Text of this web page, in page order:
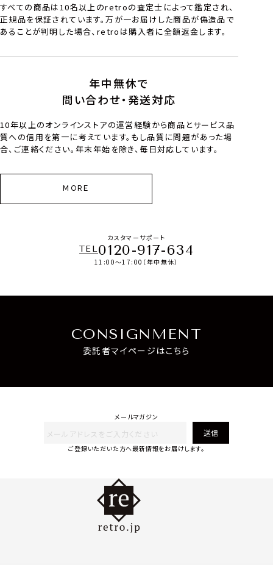
すべての商品は10名以上のretroの査定士によって鑑定され、
正規品を保証されています。万が一お届けした商品が偽造品で
あることが判明した場合、retroは購入者に全額返金します。
年中無休で
問い合わせ・発送対応
10年以上のオンラインストアの運営経験から商品とサービス品
質への信用を第一に考えています。もし品質に問題があった場
合、ご連絡ください。年末年始を除き、毎日対応しています。
MORE
カスタマーサポート
TEL0120-917-634
11:00～17:00（年中無休）
CONSIGNMENT
委託者マイページはこちら
メールマガジン
送信
ご登録いただいた方へ最新情報をお届けします。